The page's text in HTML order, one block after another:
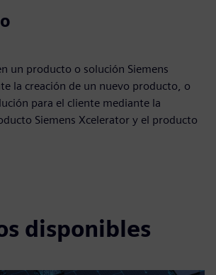
un producto o solución Siemens
la creación de un nuevo producto, o
para el cliente mediante la
Siemens Xcelerator y el producto
disponibles